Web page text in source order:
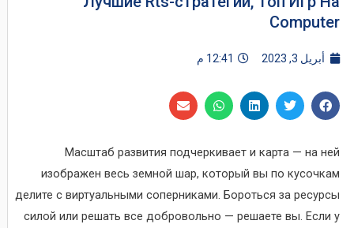
Computer
أبريل 3, 2023 12:41 م
Масштаб развития подчеркивает и карта — на ней
изображен весь земной шар, который вы по кусочкам
делите с виртуальными соперниками. Бороться за ресурсы
силой или решать все добровольно — решаете вы. Если у